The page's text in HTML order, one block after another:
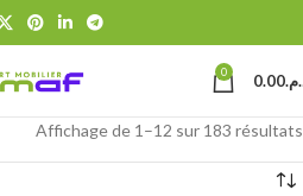
0 0.00
Affichage de 1–12 sur 183 résultats